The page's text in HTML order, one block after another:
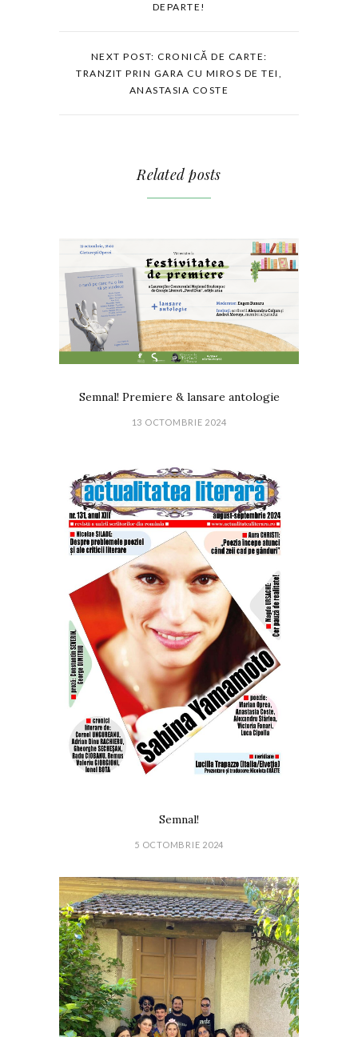
DEPARTE!
NEXT POST: CRONICĂ DE CARTE:
TRANZIT PRIN GARA CU MIROS DE TEI,
ANASTASIA COSTE
Related posts
Semnal! Premiere & lansare antologie
13 OCTOMBRIE 2024
Semnal!
5 OCTOMBRIE 2024